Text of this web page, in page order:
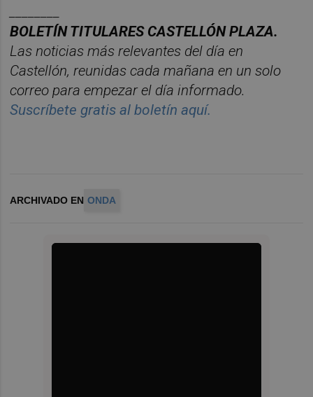
BOLETÍN TITULARES CASTELLÓN PLAZA.
Las noticias más relevantes del día en
Castellón, reunidas cada mañana en un solo
correo para empezar el día informado.
Suscríbete gratis al boletín aquí.
ARCHIVADO EN ONDA